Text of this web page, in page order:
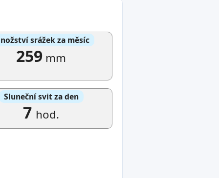
srážek za měsíc
259 mm
Sluneční svit za den
7 hod.